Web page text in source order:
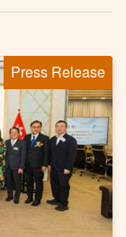
Press Release